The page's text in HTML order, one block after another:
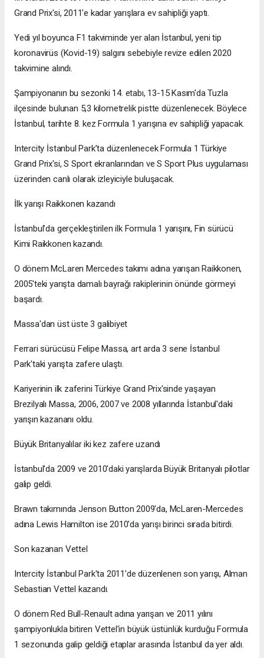
Grand Prix'si, 2011'e kadar yarışlara ev sahipliği yaptı.
Yedi yıl boyunca F1 takviminde yer alan İstanbul, yeni tip
koronavirüs (Kovid-19) salgını sebebiyle revize edilen 2020
takvimine alındı.
Şampiyonanın bu sezonki 14. etabı, 13-15 Kasım'da Tuzla
ilçesinde bulunan 5,3 kilometrelik pistte düzenlenecek. Böylece
İstanbul, tarihte 8. kez Formula 1 yarışına ev sahipliği yapacak.
Intercity İstanbul Park’ta düzenlenecek Formula 1 Türkiye
Grand Prix'si, S Sport ekranlarından ve S Sport Plus uygulaması
üzerinden canlı olarak izleyiciyle buluşacak.
İlk yarışı Raikkonen kazandı
İstanbul'da gerçekleştirilen ilk Formula 1 yarışını, Fin sürücü
Kimi Raikkonen kazandı.
O dönem McLaren Mercedes takımı adına yarışan Raikkonen,
2005'teki yarışta damalı bayrağı rakiplerinin önünde görmeyi
başardı.
Massa'dan üst üste 3 galibiyet
Ferrari sürücüsü Felipe Massa, art arda 3 sene İstanbul
Park'taki yarışta zafere ulaştı.
Kariyerinin ilk zaferini Türkiye Grand Prix'sinde yaşayan
Brezilyalı Massa, 2006, 2007 ve 2008 yıllarında İstanbul'daki
yarışın kazananı oldu.
Büyük Britanyalılar iki kez zafere uzandı
İstanbul'da 2009 ve 2010'daki yarışlarda Büyük Britanyalı pilotlar
galip geldi.
Brawn takımında Jenson Button 2009'da, McLaren-Mercedes
adına Lewis Hamilton ise 2010'da yarışı birinci sırada bitirdi.
Son kazanan Vettel
Intercity İstanbul Park'ta 2011'de düzenlenen son yarışı, Alman
Sebastian Vettel kazandı.
O dönem Red Bull-Renault adına yarışan ve 2011 yılını
şampiyonlukla bitiren Vettel'in büyük üstünlük kurduğu Formula
1 sezonunda galip geldiği etaplar arasında İstanbul da yer aldı.